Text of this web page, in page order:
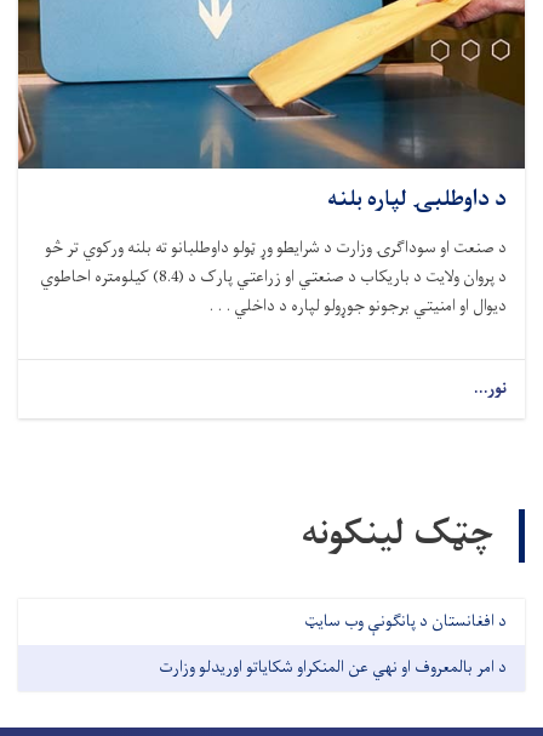
د داوطلبۍ لپاره بلنه
د صنعت او سوداګرۍ وزارت د شرایطو وړ ټولو داوطلبانو ته بلنه ورکوي تر څو
د پروان ولایت د باریکاب د صنعتي او زراعتي پارک د (8.4) کیلومتره احاطوي
دیوال او امنیتي برجونو جوړولو لپاره د داخلي . . .
نور...
چټک لینکونه
د افغانستان د پانګونې وب سايټ
د امر بالمعروف او نهي عن المنکراو شکایاتو اوریدلو وزارت